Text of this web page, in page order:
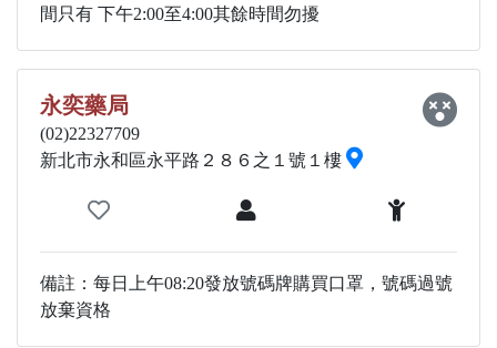
間只有 下午2:00至4:00其餘時間勿擾
永奕藥局
(02)22327709
新北市永和區永平路２８６之１號１樓
備註：每日上午08:20發放號碼牌購買口罩，號碼過號
放棄資格